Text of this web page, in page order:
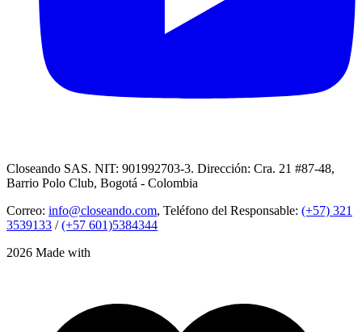
Closeando SAS. NIT: 901992703-3. Dirección: Cra. 21 #87-48,
Barrio Polo Club, Bogotá - Colombia
Correo: info@closeando.com, Teléfono del Responsable: (+57) 321
3539133 /(+57 601)5384344
2026 Made with